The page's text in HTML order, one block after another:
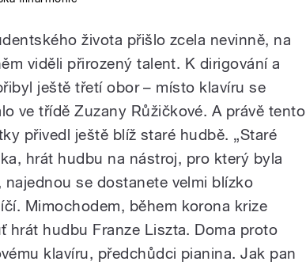
života přišlo zcela nevinně, na
viděli přirozený talent. K dirigování a
ještě třetí obor – místo klavíru se
ve třídě Zuzany Růžičkové. A právě tento
přivedl ještě blíž staré hudbě. „Staré
hrát hudbu na nástroj, pro který byla
se dostanete velmi blízko
Mimochodem, během korona krize
hrát hudbu Franze Liszta. Doma proto
klavíru, předchůdci pianina. Jak pan